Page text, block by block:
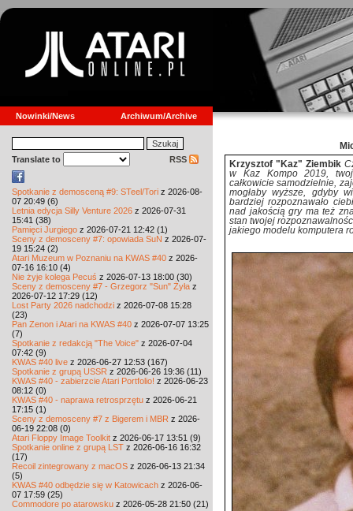
Nowinki/News Archiwum/Archive
Translate to RSS
Spotkanie z demosceną #9: STeel/Tori z 2026-08-
07 20:49 (6)
Letnia edycja Silly Venture 2026 z 2026-07-31
15:41 (38)
Pamięci Jurgiego z 2026-07-21 12:42 (1)
Sceny z demosceny #7: opowiada SuN z 2026-07-
19 15:24 (2)
Atari Muzeum w Poznaniu na KWAS #40 z 2026-
07-16 16:10 (4)
Nie żyje kolega Pecuś z 2026-07-13 18:00 (30)
Sceny z demosceny #7 - Grzegorz "Sun" Żyła z
2026-07-12 17:29 (12)
Lost Party 2026 nadchodzi z 2026-07-08 15:28
(23)
Pan Zenon i Atari na KWAS #40 z 2026-07-07 13:25
(7)
Spotkanie z redakcją "The Voice" z 2026-07-04
07:42 (9)
KWAS #40 live z 2026-06-27 12:53 (167)
Spotkanie z grupą USSR z 2026-06-26 19:36 (11)
KWAS #40 - zabierzcie Atari Portfolio! z 2026-06-23
08:12 (0)
KWAS #40 - naprawa retrosprzętu z 2026-06-21
17:15 (1)
Sceny z demosceny #7 z Bigerem i MBR z 2026-
06-19 22:08 (0)
Atari Floppy Image Toolkit z 2026-06-17 13:51 (9)
Spotkanie online z grupą LST z 2026-06-16 16:32
(17)
Recoil zintegrowany z macOS z 2026-06-13 21:34
(5)
KWAS #40 odbędzie się w Katowicach z 2026-06-
07 17:59 (25)
Commodore po atarowsku z 2026-05-28 21:50 (21)
Krzysztof "Kaz" Ziembik
w Kaz Kompo 2019,
całkowicie samodzielnie,
mogłaby wyższe, gdyby
bardziej rozpoznawało
nad jakością gry ma też
stan twojej
jakiego modelu komputera